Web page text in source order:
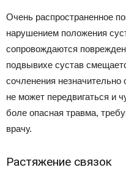
Очень распространенное
нарушением положения
сопровождаются
подвывихе сустав
сочленения незначительно
не может передвигаться и
боле опасная травма,
врачу.
Растяжение связок